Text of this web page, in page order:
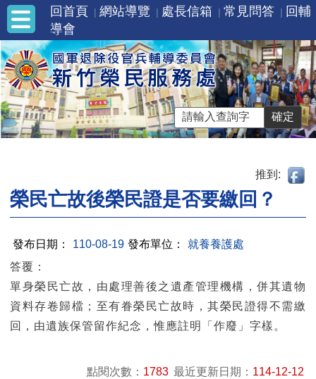
回首頁 網站導覽 處長信箱 常見問答
回輔
導會
推到:
榮民亡故後榮民證是否要繳回？
發布日期： 110-08-19 發布單位：
就養養護處
答覆：
單身榮民亡故，由處理善後之遺產管理機構，併其遺物
資料存卷歸檔；至有眷榮民亡故時，其榮民證得不需繳
回，由遺族保管留作紀念，惟應註明「作廢」字樣。
點閱次數： 1783 最近更新日期： 114-12-12